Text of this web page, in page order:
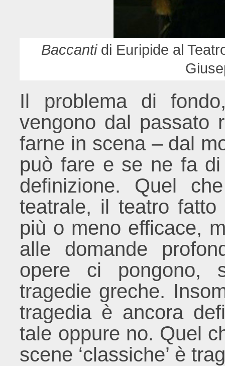
Baccanti di Euripide al
Il problema di
vengono dal passato
farne in scena – dal
può fare e se ne fa
definizione. Quel
teatrale, il teatro
più o meno efficace,
alle domande
opere ci pongono,
tragedie greche.
tragedia è ancora
tale oppure no. Quel
scene ‘classiche’ è